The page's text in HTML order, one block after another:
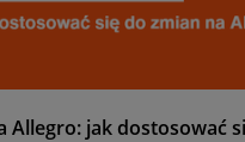
Allegro: jak dostosować